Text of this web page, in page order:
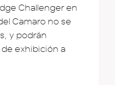
Challenger en
Camaro no se
y podrán
exhibición a